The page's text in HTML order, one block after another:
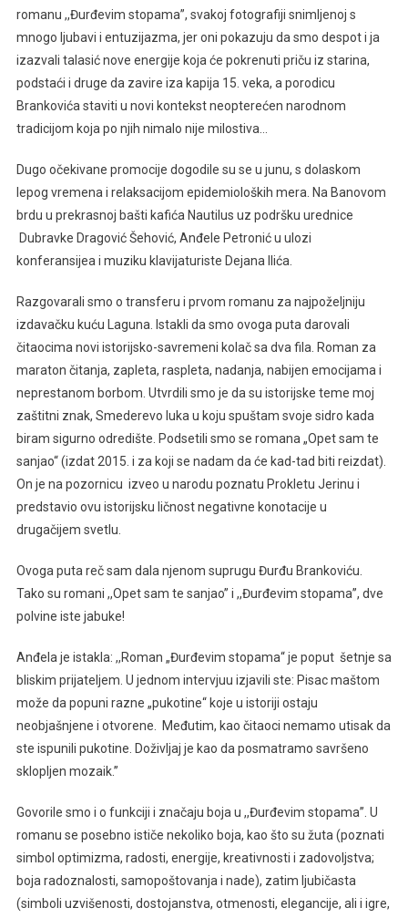
romanu ,,Đurđevim stopama”, svakoj fotografiji snimljenoj s
mnogo ljubavi i entuzijazma, jer oni pokazuju da smo despot i ja
izazvali talasić nove energije koja će pokrenuti priču iz starina,
podstaći i druge da zavire iza kapija 15. veka, a porodicu
Brankovića staviti u novi kontekst neopterećen narodnom
tradicijom koja po njih nimalo nije milostiva…
Dugo očekivane promocije dogodile su se u junu, s dolaskom
lepog vremena i relaksacijom epidemioloških mera. Na Banovom
brdu u prekrasnoj bašti kafića Nautilus uz podršku urednice
Dubravke Dragović Šehović, Anđele Petronić u ulozi
konferansijea i muziku klavijaturiste Dejana Ilića.
Razgovarali smo o transferu i prvom romanu za najpoželjniju
izdavačku kuću Laguna. Istakli da smo ovoga puta darovali
čitaocima novi istorijsko-savremeni kolač sa dva fila. Roman za
maraton čitanja, zapleta, raspleta, nadanja, nabijen emocijama i
neprestanom borbom. Utvrdili smo je da su istorijske teme moj
zaštitni znak, Smederevo luka u koju spuštam svoje sidro kada
biram sigurno odredište. Podsetili smo se romana „Opet sam te
sanjao“ (izdat 2015. i za koji se nadam da će kad-tad biti reizdat).
On je na pozornicu izveo u narodu poznatu Prokletu Jerinu i
predstavio ovu istorijsku ličnost negativne konotacije u
drugačijem svetlu.
Ovoga puta reč sam dala njenom suprugu Đurđu Brankoviću.
Tako su romani ,,Opet sam te sanjao’’ i ,,Đurđevim stopama’’, dve
polvine iste jabuke!
Anđela je istakla: ,,Roman „Đurđevim stopama“ je poput šetnje sa
bliskim prijateljem. U jednom intervjuu izjavili ste: Pisac maštom
može da popuni razne „pukotine“ koje u istoriji ostaju
neobjašnjene i otvorene. Međutim, kao čitaoci nemamo utisak da
ste ispunili pukotine. Doživljaj je kao da posmatramo savršeno
sklopljen mozaik.’’
Govorile smo i o funkciji i značaju boja u ,,Đurđevim stopama’’. U
romanu se posebno ističe nekoliko boja, kao što su žuta (poznati
simbol optimizma, radosti, energije, kreativnosti i zadovoljstva;
boja radoznalosti, samopoštovanja i nade), zatim ljubičasta
(simboli uzvišenosti, dostojanstva, otmenosti, elegancije, ali i igre,